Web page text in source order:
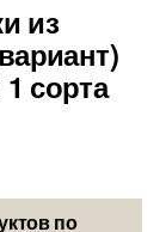
из
сорта
по